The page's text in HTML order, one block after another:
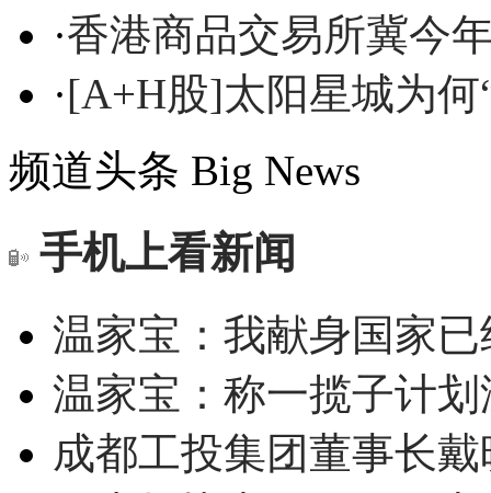
·香港商品交易所冀今
·[A+H股]太阳星城为何
频道头条 Big News
手机上看新闻
温家宝：我献身国家
温家宝：称一揽子计
成都工投集团董事长